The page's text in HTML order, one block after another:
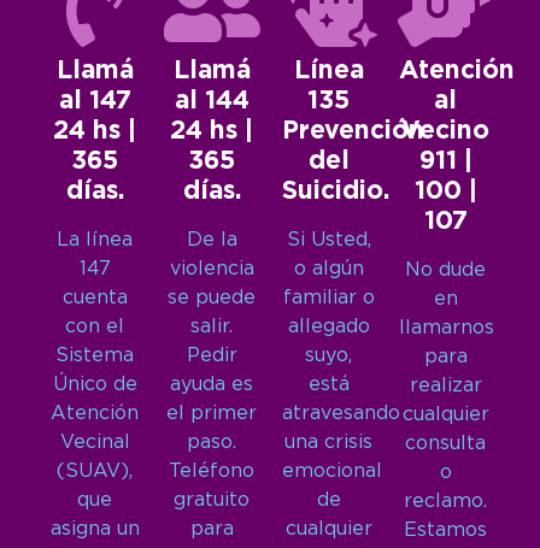
Llamá
al 147
24 hs |
365
días.
La línea
147
cuenta
con el
Sistema
Único de
Atención
Vecinal
(SUAV),
que
asigna un
Llamá
al 144
24 hs |
365
días.
De la
violencia
se puede
salir.
Pedir
ayuda es
el primer
paso.
Teléfono
gratuito
para
Línea
135
Prevención
del
Suicidio.
Si Usted,
o algún
familiar o
allegado
suyo,
está
atravesando
una crisis
emocional
de
cualquier
Atención
al
Vecino
911 |
100 |
107
No dude
en
llamarnos
para
realizar
cualquier
consulta
o
reclamo.
Estamos